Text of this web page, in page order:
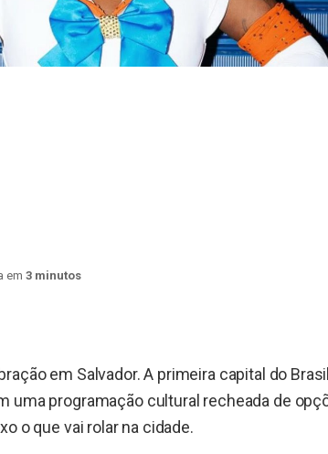
em 3 minutos
em Salvador. A primeira capital do
uma programação cultural recheada de
o que vai rolar na cidade.